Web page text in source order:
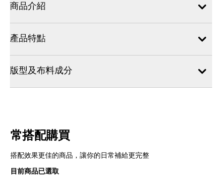
商品介紹
產品特點
版型及布料成分
常搭配購買
搭配效果更佳的商品，讓你的日常補給更完整
目前商品已選取